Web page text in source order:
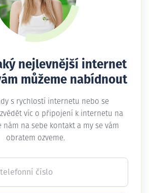
nejlevnější internet
můžeme nabídnout
s rychlostí internetu nebo se
víc o připojení k internetu na
nám na sebe kontakt a my se vám
obratem ozveme.
číslo